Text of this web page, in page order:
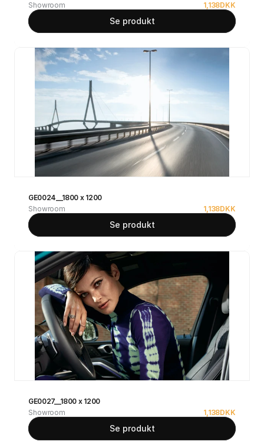
Showroom
1,138DKK
Se produkt
GE0024__1800 x 1200
Showroom
1,138DKK
Se produkt
GE0027__1800 x 1200
Showroom
1,138DKK
Se produkt